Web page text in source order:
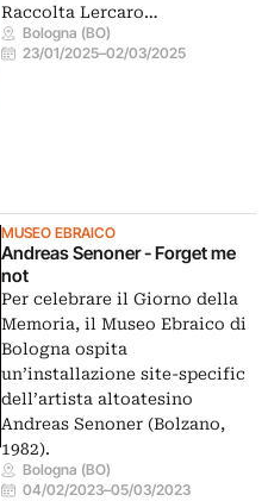
Raccolta Lercaro…
Bologna (BO)
23/01/2025–02/03/2025
MUSEO EBRAICO
Andreas Senoner - Forget me
not
Per celebrare il Giorno della
Memoria, il Museo Ebraico di
Bologna ospita
un’installazione site-specific
dell’artista altoatesino
Andreas Senoner (Bolzano,
1982).
Bologna (BO)
04/02/2023–05/03/2023